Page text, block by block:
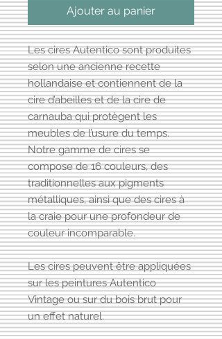
Ajouter au panier
Les cires Autentico sont produites
selon une ancienne recette
hollandaise et contiennent de la
cire d’abeilles et de la cire de
carnauba qui protègent les
meubles de l’usure du temps.
Notre gamme de cires se
compose de 16 couleurs, des
traditionnelles aux pigments
métalliques, ainsi que des cires à
la craie pour une profondeur de
couleur incomparable.
Les cires peuvent être appliquées
sur les peintures Autentico
Vintage ou sur du bois brut pour
un effet naturel.